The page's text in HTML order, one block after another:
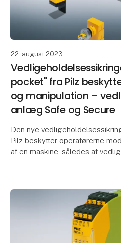
22. august 2023
pocket" fra Pilz
og manipulation –
anlæg Safe og Secure
Den nye
Pilz beskytter operatørerne
af en maskine, således at